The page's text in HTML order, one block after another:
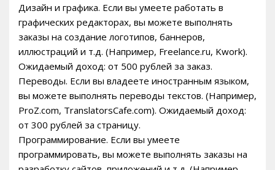
Дизайн и графика. Если вы умеете работать в
графических редакторах, вы можете выполнять
заказы на создание логотипов, баннеров,
иллюстраций и т.д. (Например, Freelance.ru, Kwork).
Ожидаемый доход: от 500 рублей за заказ.
Переводы. Если вы владеете иностранным языком,
вы можете выполнять переводы текстов. (Например,
ProZ.com, TranslatorsCafe.com). Ожидаемый доход:
от 300 рублей за страницу.
Программирование. Если вы умеете
программировать, вы можете выполнять заказы на